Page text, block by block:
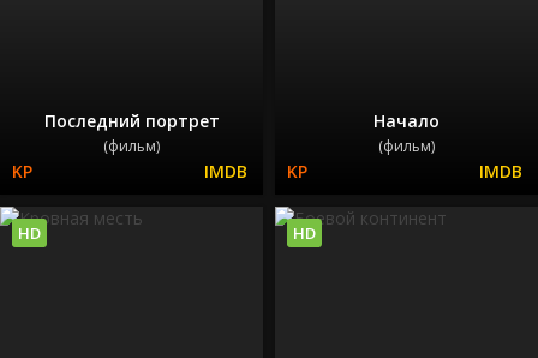
Последний портрет
(фильм)
Начало
(фильм)
HD HD